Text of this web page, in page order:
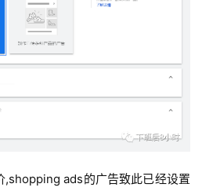
,shopping ads的广告致此已经设置